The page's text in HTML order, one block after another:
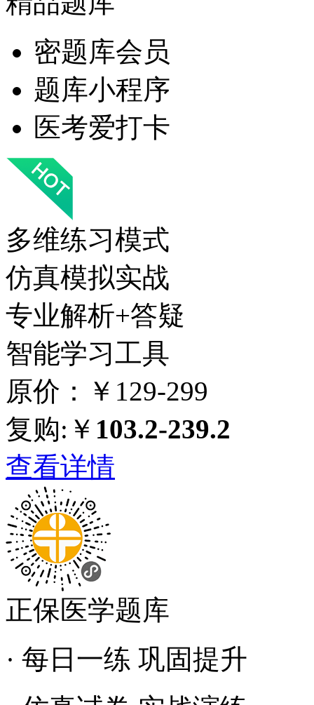
密题库会员
题库小程序
医考爱打卡
多维练习模式
仿真模拟实战
专业解析+答疑
智能学习工具
原价：￥129-299
复购:￥ 103.2-239.2
查看详情
正保医学题库
· 每日一练 巩固提升